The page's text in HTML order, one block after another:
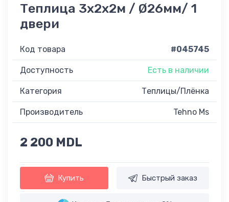
Теплица 3x2x2м / Ø26мм/ 1
двери
Код товара #045745
Доступность Есть в наличии
Категория Теплицы/Плёнка
Производитель Tehno Ms
2 200 MDL
Купить Быстрый заказ